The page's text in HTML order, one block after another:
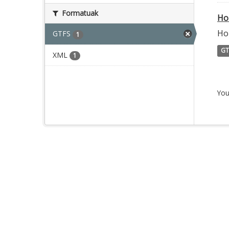
Formatuak
GTFS 1
XML 1